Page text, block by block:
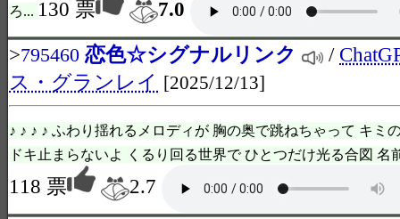
ろ... 130 票
7.0
>795460 恋色☆シグナルリンク /
ス・グランレイ [2025/12/13]
♪ ♪ ♪ ♪ ふわり揺れるメロディが 胸の奥で跳ねちゃって キミ
ドキ止まらないよ くるり回る世界で ひとつだけ光る合図 名
118 票 2.7